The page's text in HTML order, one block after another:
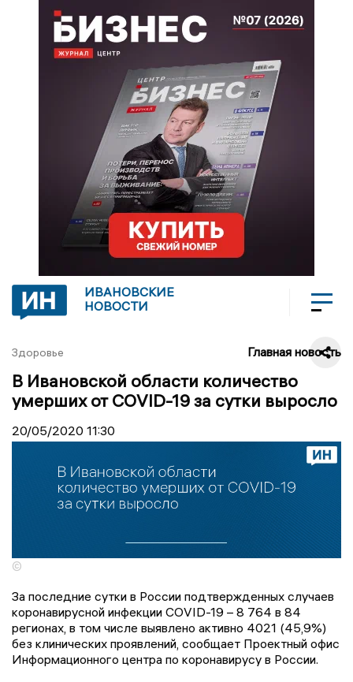
ИВАНОВСКИЕ
НОВОСТИ
Здоровье Главная новость
В Ивановской области количество
умерших от COVID-19 за сутки выросло
20/05/2020 11:30
©
За последние сутки в России подтвержденных случаев
коронавирусной инфекции COVID-19 – 8 764 в 84
регионах, в том числе выявлено активно 4021 (45,9%)
без клинических проявлений, сообщает Проектный офис
Информационного центра по коронавирусу в России.